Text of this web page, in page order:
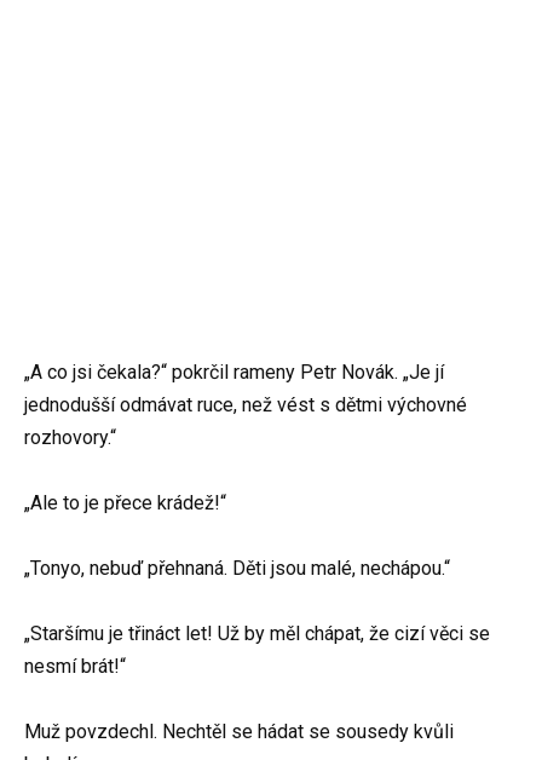
„A co jsi čekala?“ pokrčil rameny Petr Novák. „Je jí
jednodušší odmávat ruce, než vést s dětmi výchovné
rozhovory.“
„Ale to je přece krádež!“
„Tonyo, nebuď přehnaná. Děti jsou malé, nechápou.“
„Staršímu je třináct let! Už by měl chápat, že cizí věci se
nesmí brát!“
Muž povzdechl. Nechtěl se hádat se sousedy kvůli